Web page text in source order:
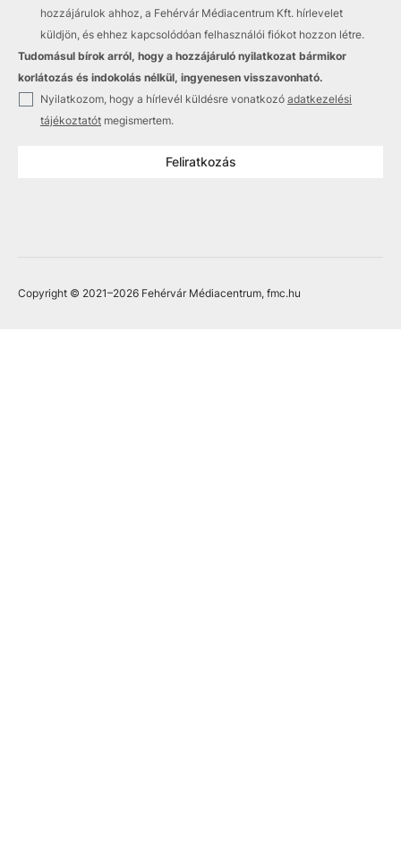
hozzájárulok ahhoz, a Fehérvár Médiacentrum Kft. hírlevelet
küldjön, és ehhez kapcsolódóan felhasználói fiókot hozzon létre.
Tudomásul bírok arról, hogy a hozzájáruló nyilatkozat bármikor
korlátozás és indokolás nélkül, ingyenesen visszavonható.
Nyilatkozom, hogy a hírlevél küldésre vonatkozó adatkezelési
tájékoztatót megismertem.
Feliratkozás
Copyright © 2021–2026 Fehérvár Médiacentrum, fmc.hu